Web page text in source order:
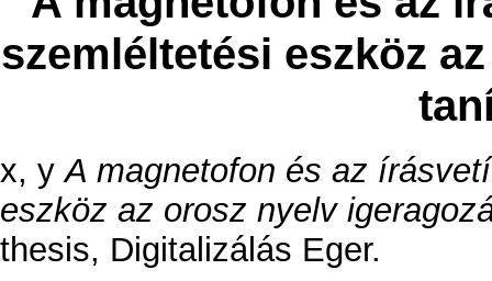
szemléltetési eszköz
x, y A magnetofon és az
eszköz az orosz nyelv
thesis, Digitalizálás Eger.